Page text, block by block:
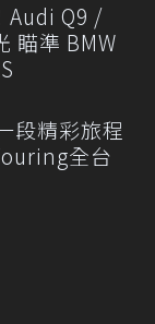
Audi Q9 /
瞄準 BMW
段精彩旅程
全台